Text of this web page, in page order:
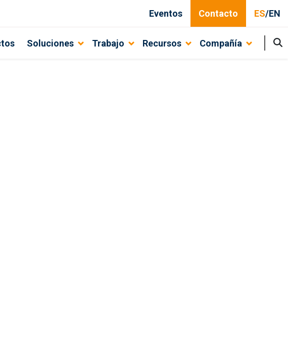
Eventos Contacto ES/EN
Soluciones Trabajo Recursos Compañía